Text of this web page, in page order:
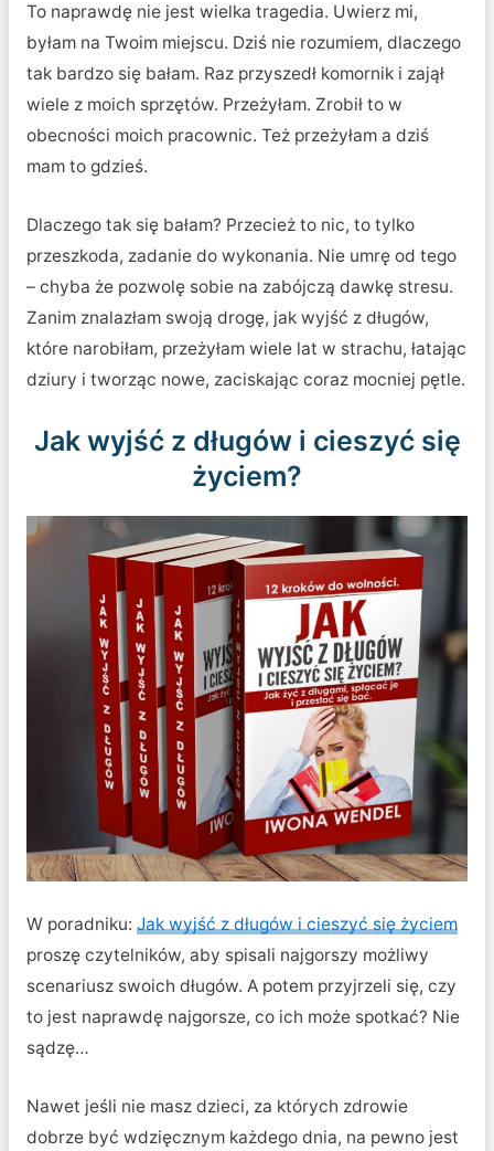
To naprawdę nie jest wielka tragedia. Uwierz mi,
byłam na Twoim miejscu. Dziś nie rozumiem, dlaczego
tak bardzo się bałam. Raz przyszedł komornik i zajął
wiele z moich sprzętów. Przeżyłam. Zrobił to w
obecności moich pracownic. Też przeżyłam a dziś
mam to gdzieś.
Dlaczego tak się bałam? Przecież to nic, to tylko
przeszkoda, zadanie do wykonania. Nie umrę od tego
– chyba że pozwolę sobie na zabójczą dawkę stresu.
Zanim znalazłam swoją drogę, jak wyjść z długów,
które narobiłam, przeżyłam wiele lat w strachu, łatając
dziury i tworząc nowe, zaciskając coraz mocniej pętle.
Jak wyjść z długów i cieszyć się
życiem?
W poradniku: Jak wyjść z długów i cieszyć się życiem
proszę czytelników, aby spisali najgorszy możliwy
scenariusz swoich długów. A potem przyjrzeli się, czy
to jest naprawdę najgorsze, co ich może spotkać? Nie
sądzę…
Nawet jeśli nie masz dzieci, za których zdrowie
dobrze być wdzięcznym każdego dnia, na pewno jest